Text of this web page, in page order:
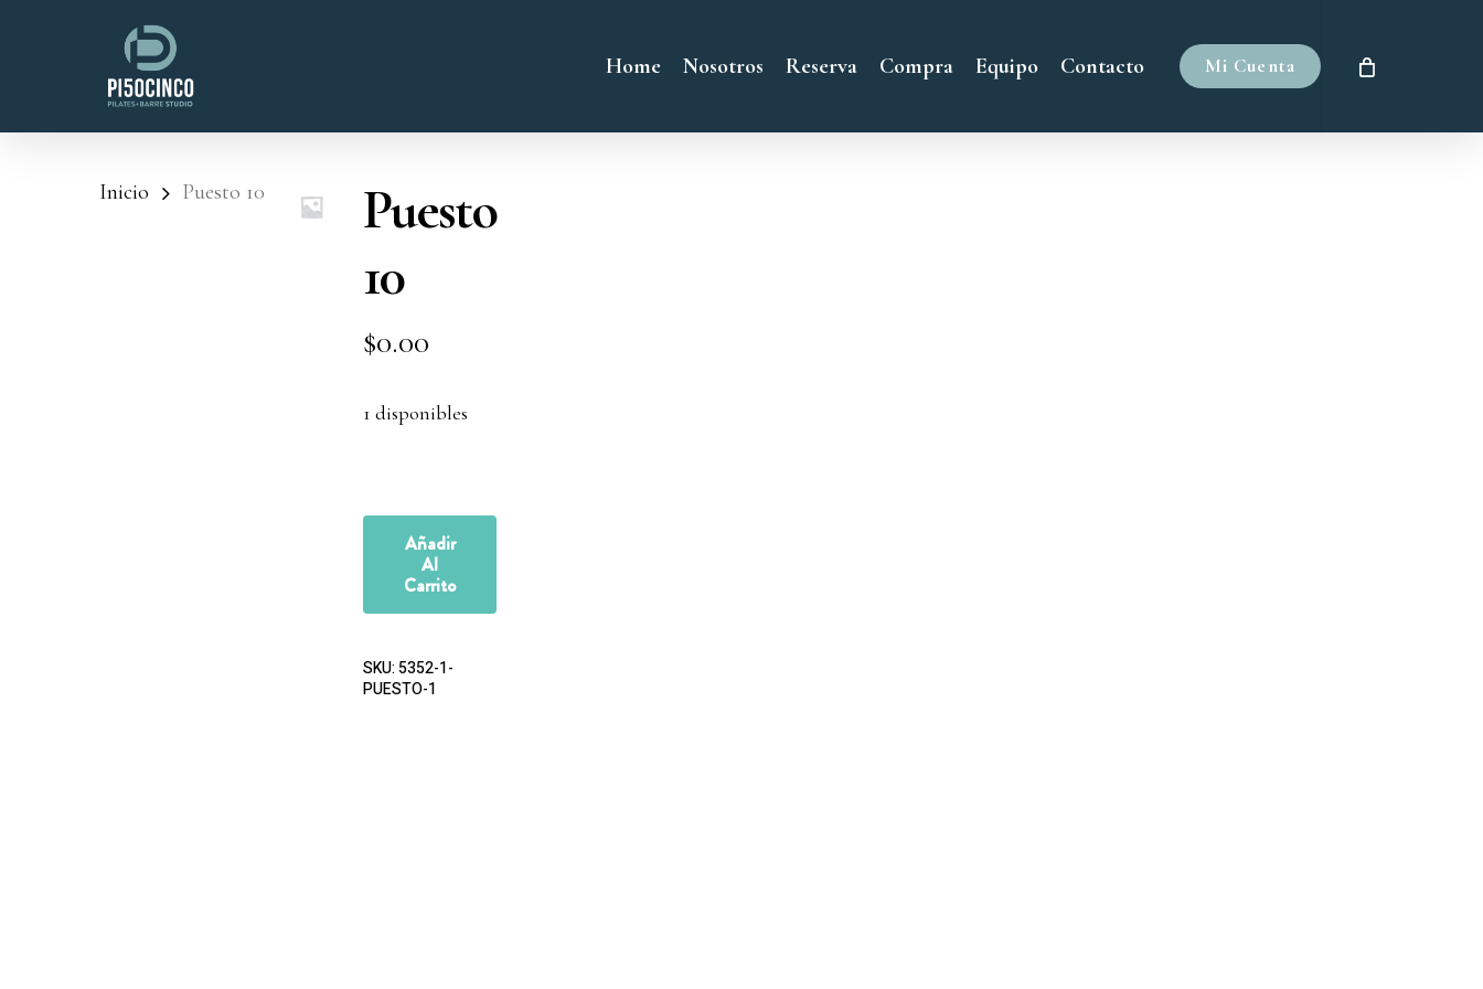
Home Nosotros Reserva Compra Equipo Contacto
Inicio Puesto 10
Puesto
10
$0.00
1 disponibles
Añadir
Al
Carrito
SKU:5352-1-
PUESTO-1